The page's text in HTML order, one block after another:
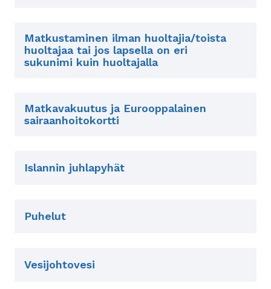
Matkustaminen ilman huoltajia/toista
huoltajaa tai jos lapsella on eri
sukunimi kuin huoltajalla
Matkavakuutus ja Eurooppalainen
sairaanhoitokortti
Islannin juhlapyhät
Puhelut
Vesijohtovesi